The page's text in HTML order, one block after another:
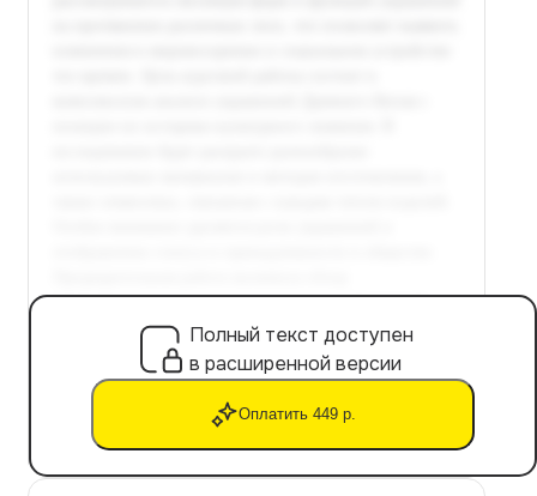
Полный текст доступен
в расширенной версии
Оплатить 449 р.